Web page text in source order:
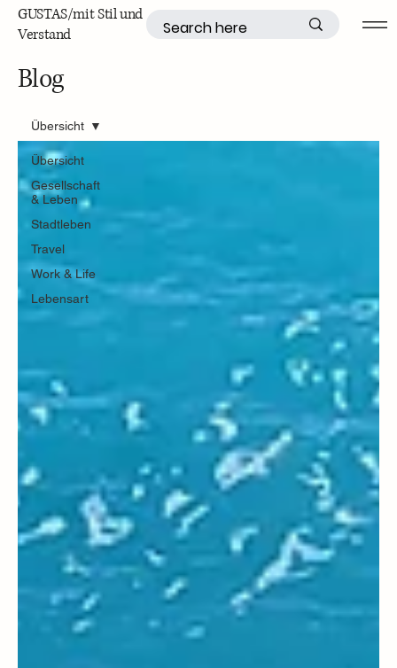
GUSTAS/mit Stil und
Verstand
Blog
Übersicht
Gesellschaft
& Leben
Stadtleben
Travel
Work & Life
Lebensart
Übersicht